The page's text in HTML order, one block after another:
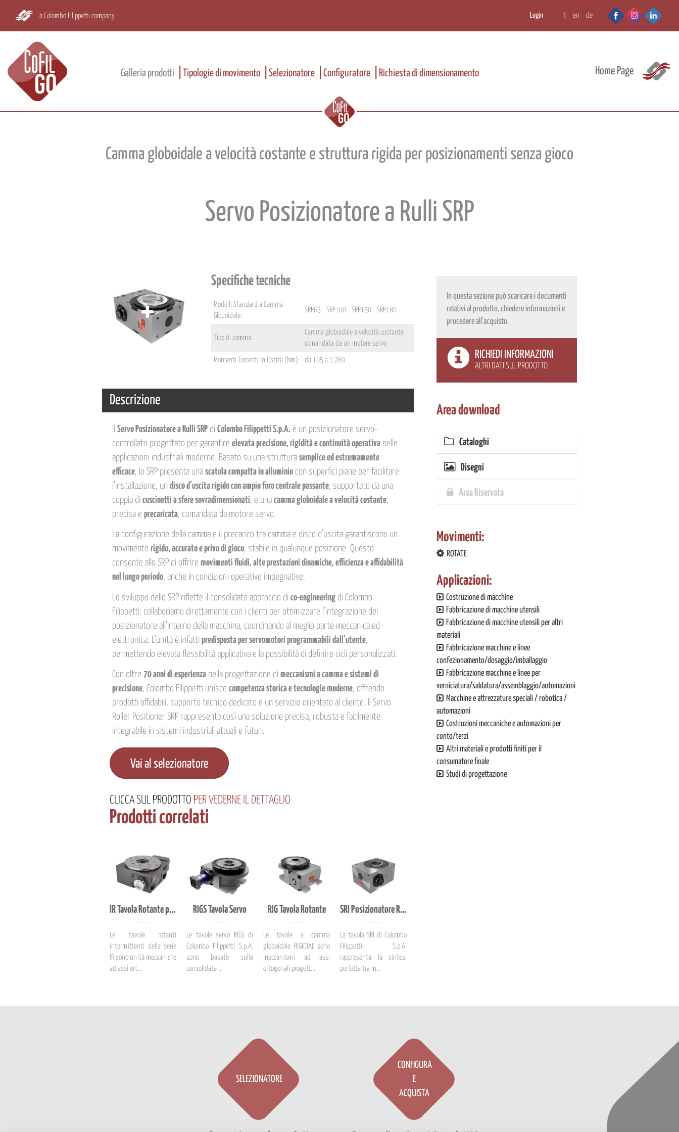
a Colombo Filippetti company Login it en de
Galleria prodotti Tipologie di movimento Selezionatore Configuratore Richiesta di dimensionamento Home Page
Camma globoidale a velocità costante e struttura rigida per posizionamenti senza gioco
Servo Posizionatore a Rulli SRP
Specifiche tecniche
Modelli Standard a Camma
Globoidale:
SRP63 - SRP100 - SRP150 - SRP180
Tipo di camma:
Camma globoidale a velocità costante
comandata da un motore servo
Momenti Torcenti in Uscita (Nm): da 105 a 1.280
Descrizione
Servo Posizionatore a Rulli SRP di Colombo Filippetti S.p.A. è un posizionatore servo-
controllato progettato per garantire elevata precisione, rigidità e continuità operativa nelle
applicazioni industriali moderne. Basato su una struttura semplice ed estremamente
efficace, lo SRP presenta una scatola compatta in alluminio con superfici piane per facilitare
l’installazione, un disco d’uscita rigido con ampio foro centrale passante, supportato da una
coppia di cuscinetti a sfere sovradimensionati, e una camma globoidale a velocità costante,
precisa e precaricata, comandata da motore servo.
La configurazione della camma e il precarico tra camma e disco d’uscita garantiscono un
movimento rigido, accurato e privo di gioco, stabile in qualunque posizione. Questo
consente allo SRP di offrire movimenti fluidi, alte prestazioni dinamiche, efficienza e affidabilità
nel lungo periodo, anche in condizioni operative impegnative.
Lo sviluppo dello SRP riflette il consolidato approccio di co-engineering di Colombo
Filippetti: collaboriamo direttamente con i clienti per ottimizzare l’integrazione del
posizionatore all’interno della macchina, coordinando al meglio parte meccanica ed
elettronica. L’unità è infatti predisposta per servomotori programmabili dall’utente,
permettendo elevata flessibilità applicativa e la possibilità di definire cicli personalizzati.
Con oltre 70 anni di esperienza nella progettazione di meccanismi a camma e sistemi di
precisione, Colombo Filippetti unisce competenza storica e tecnologie moderne, offrendo
prodotti affidabili, supporto tecnico dedicato e un servizio orientato al cliente. Il Servo
Roller Positioner SRP rappresenta così una soluzione precisa, robusta e facilmente
integrabile in sistemi industriali attuali e futuri.
Vai al selezionatore
CLICCA SUL PRODOTTO PER VEDERNE IL DETTAGLIO
Prodotti correlati
IR Tavola Rotante per Applicazioni Pesanti
Le tavole rotanti
intermittenti della serie
IR sono unità meccaniche
ad assi ort...
RIGS Tavola Servo
Le tavole servo RIGS di
Colombo Filippetti S.p.A.
sono basate sulla
consolidata ...
RIG Tavola Rotante
Le tavole a camma
globoidale RIGIDIAL sono
meccanismi ad assi
ortogonali progett...
SRI Posizionatore Rotante a Rulli
La tavola SRI di Colombo
Filippetti S.p.A.
rappresenta la sintesi
perfetta tra m...
In questa sezione può scaricare i documenti
relativi al prodotto, chiedere informazioni e
procedere all’acquisto.
RICHIEDI INFORMAZIONI
ALTRI DATI SUL PRODOTTO
Area download
Cataloghi
Disegni
Area Riservata
Movimenti:
ROTATE
Applicazioni:
Costruzione di macchine
Fabbricazione di macchine utensili
Fabbricazione di macchine utensili per altri
materiali
Fabbricazione macchine e linee
confezionamento/dosaggio/imballaggio
Fabbricazione macchine e linee per
verniciatura/saldatura/assemblaggio/automazioni
Macchine e attrezzature speciali / robotica /
automazioni
Costruzioni meccaniche e automazioni per
conto/terzi
Altri materiali e prodotti finiti per il
consumatore finale
Studi di progettazione
SELEZIONATORE
CONFIGURA
E
ACQUISTA